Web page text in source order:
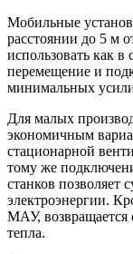
Мобильные
расстоянии до 5 м
использовать как
перемещение и
минимальных
Для малых
экономичным
стационарной
тому же
станков позволяет
электроэнергии.
МАУ, возвращается
тепла.